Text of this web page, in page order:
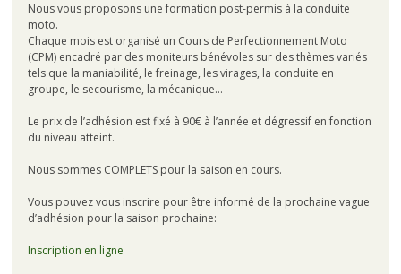
Nous vous proposons une formation post-permis à la conduite
moto.
Chaque mois est organisé un Cours de Perfectionnement Moto
(CPM) encadré par des moniteurs bénévoles sur des thèmes variés
tels que la maniabilité, le freinage, les virages, la conduite en
groupe, le secourisme, la mécanique…
Le prix de l’adhésion est fixé à 90€ à l’année et dégressif en fonction
du niveau atteint.
Nous sommes COMPLETS pour la saison en cours.
Vous pouvez vous inscrire pour être informé de la prochaine vague
d’adhésion pour la saison prochaine:
Inscription en ligne